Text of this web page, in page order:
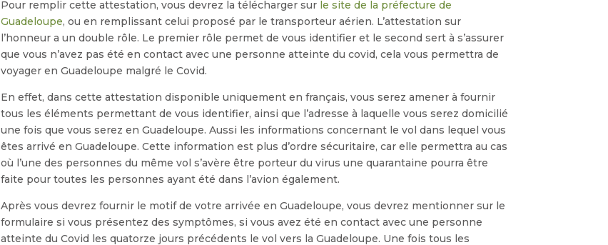
Pour remplir cette attestation, vous devrez la télécharger surle site de la préfecture de
Guadeloupe, ou en remplissant celui proposé par le transporteur aérien. L’attestation sur
l’honneur a un double rôle. Le premier rôle permet de vous identifier et le second sert à s’assurer
que vous n’avez pas été en contact avec une personne atteinte du covid, cela vous permettra de
voyager en Guadeloupe malgré le Covid.
En effet, dans cette attestation disponible uniquement en français, vous serez amener à fournir
tous les éléments permettant de vous identifier, ainsi que l’adresse à laquelle vous serez domicilié
une fois que vous serez en Guadeloupe. Aussi les informations concernant le vol dans lequel vous
êtes arrivé en Guadeloupe. Cette information est plus d’ordre sécuritaire, car elle permettra au cas
où l’une des personnes du même vol s’avère être porteur du virus une quarantaine pourra être
faite pour toutes les personnes ayant été dans l’avion également.
Après vous devrez fournir le motif de votre arrivée en Guadeloupe, vous devrez mentionner sur le
formulaire si vous présentez des symptômes, si vous avez été en contact avec une personne
atteinte du Covid les quatorze jours précédents le vol vers la Guadeloupe. Une fois tous les